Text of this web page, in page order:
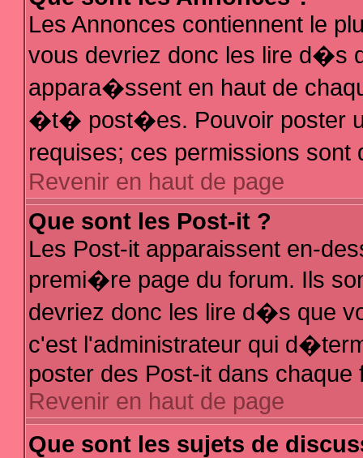
Les Annonces contiennent le
vous devriez donc les lire d�s
appara�ssent en haut de
�t� post�es. Pouvoir poster
requises; ces permissions
Revenir en haut de page
Que sont les Post-it ?
Les Post-it apparaissent en-
premi�re page du forum. Ils
devriez donc les lire d�s que
c'est l'administrateur qui
poster des Post-it dans chaque
Revenir en haut de page
Que sont les sujets de